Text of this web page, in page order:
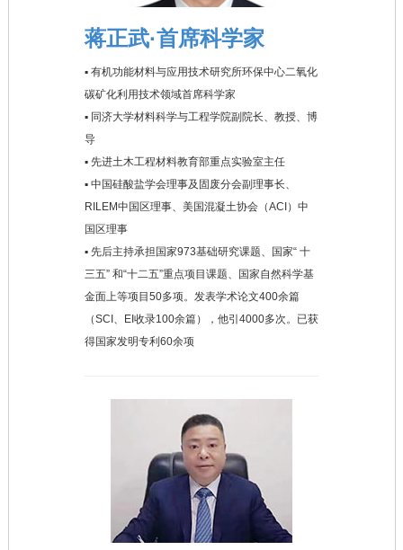
蒋正武·首席科学家
▪ 有机功能材料与应用技术研究所环保中心二氧化
碳矿化利用技术领域首席科学家
▪ 同济大学材料科学与工程学院副院长、教授、博
导
▪ 先进土木工程材料教育部重点实验室主任
▪ 中国硅酸盐学会理事及固废分会副理事长、
RILEM中国区理事、美国混凝土协会（ACI）中
国区理事
▪ 先后主持承担国家973基础研究课题、国家“ 十
三五” 和“十二五”重点项目课题、国家自然科学基
金面上等项目50多项。发表学术论文400余篇
（SCI、EI收录100余篇），他引4000多次。已获
得国家发明专利60余项